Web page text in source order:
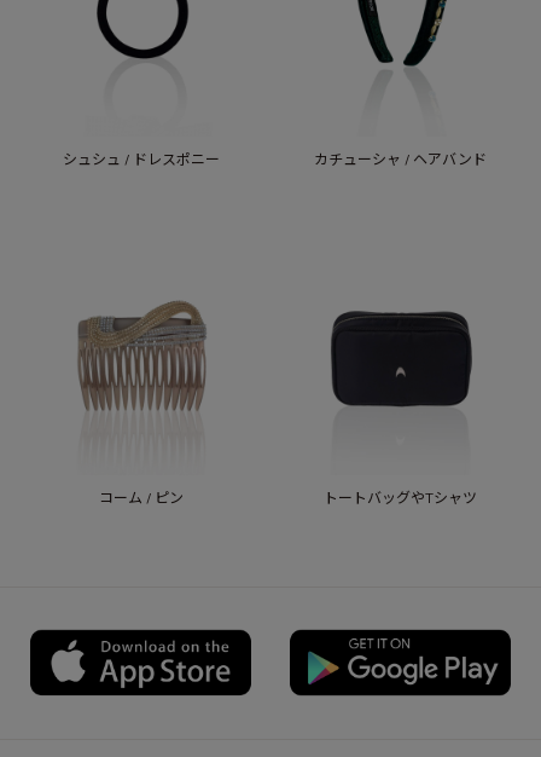
シュシュ / ドレスポニー カチューシャ / ヘアバンド
コーム / ピン トートバッグやTシャツ